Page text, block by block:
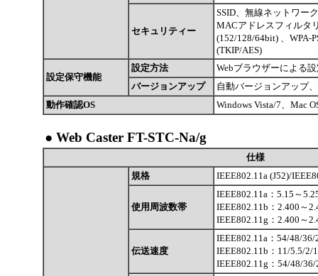
セキュリティー
SSID、無線ネットワー
MACアドレスフィルタ
(152/128/64bit) 、WPA-
(TKIP/AES)
設定保守機能
設定方法
Webブラウザーによる
バージョンアップ
自動バージョンアップ
動作確認OS
Windows Vista/7、Mac
● Web Caster FT-STC-Na/g
仕様
規格 IEEE802.11a (J52)/
使用周波数帯
IEEE802.11a：5.15～
IEEE802.11b：2.400～
IEEE802.11g：2.400～
伝送速度
IEEE802.11a：54/48/
IEEE802.11b：11/5.5/2/
IEEE802.11g：54/48/